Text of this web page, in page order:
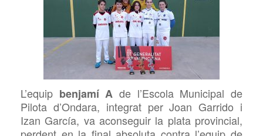
L’equip benjamí A de l’Escola Municipal de
Pilota d’Ondara, integrat per Joan Garrido i
Izan García, va aconseguir la plata provincial,